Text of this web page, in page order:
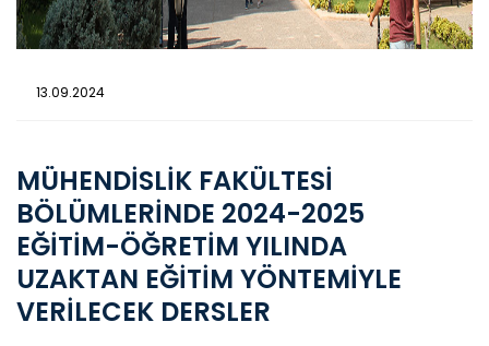
13.09.2024
MÜHENDİSLİK FAKÜLTESİ
BÖLÜMLERİNDE 2024-2025
EĞİTİM-ÖĞRETİM YILINDA
UZAKTAN EĞİTİM YÖNTEMİYLE
VERİLECEK DERSLER